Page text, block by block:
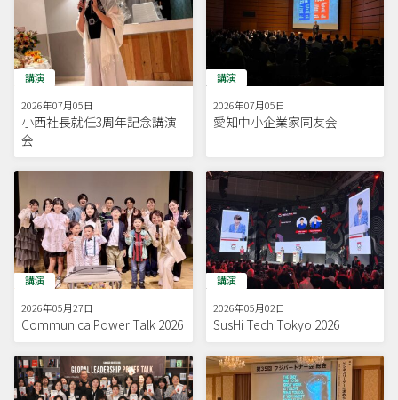
講演
2026年07月05日
小西社長就任3周年記念講演
会
講演
2026年07月05日
愛知中小企業家同友会
講演
2026年05月27日
Communica Power Talk 2026
講演
2026年05月02日
SusHi Tech Tokyo 2026